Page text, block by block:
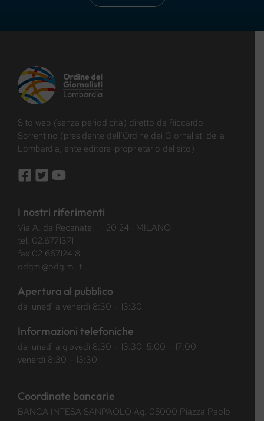
Sito web (senza periodicità) diretto da Riccardo
Sorrentino (presidente dell’Ordine dei Giornalisti della
Lombardia, ente editore-proprietario del sito)
I nostri riferimenti
Via A. da Recanate, 1 · 20124 · MILANO
tel. 02.6771371
fax 02 66712418
odgmi@odg.mi.it
Apertura al pubblico
da lunedì a venerdì 8:30 – 13:30
Informazioni telefoniche
da lunedì a giovedì 8:30 – 13:30 15:00 – 17:00
venerdì 8:30 – 13:30
Coordinate bancarie
BANCA INTESA SANPAOLO Ag. 05000 Piazza Paolo